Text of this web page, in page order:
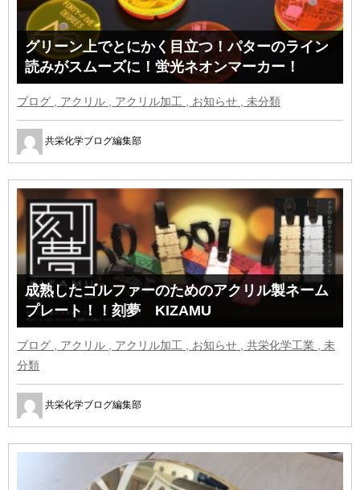
グリーン上でとにかく目立つ！パターのライン
読みがスムーズに！蛍光ネオンマーカー！
ブログ , アクリル , アクリル加工 , お知らせ , 未分類
共栄化学ブログ編集部
成熟したゴルファーのためのアクリル製ネーム
プレート！！刻夢 KIZAMU
ブログ , アクリル , アクリル加工 , お知らせ , 共栄化学工業 , 未
分類
共栄化学ブログ編集部